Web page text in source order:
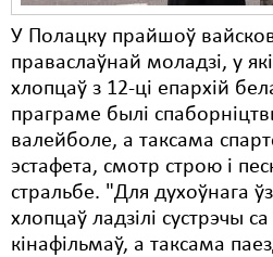
У Полацку прайшоў
праваслаўнай моладзі, у
хлопцаў з 12-ці епархій
праграме былі
валейболе, а таксама
эстафета, смотр строю і
стральбе. "Для духоўнага
хлопцаў ладзілі сустрэчы
кінафільмаў, а таксама